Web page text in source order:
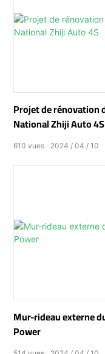
Projet de rénovation
National Zhiji Auto 4S
2024 04 10
610 vues
Mur-rideau externe
Power